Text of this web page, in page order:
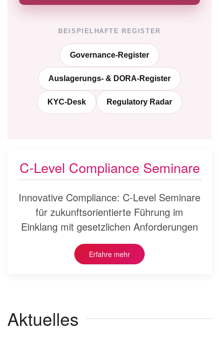
BEISPIELHAFTE REGISTER
Governance-Register
Auslagerungs- & DORA-Register
KYC-Desk Regulatory Radar
C-Level Compliance Seminare
Innovative Compliance: C-Level Seminare
für zukunftsorientierte Führung im
Einklang mit gesetzlichen Anforderungen
Erfahre mehr
Aktuelles